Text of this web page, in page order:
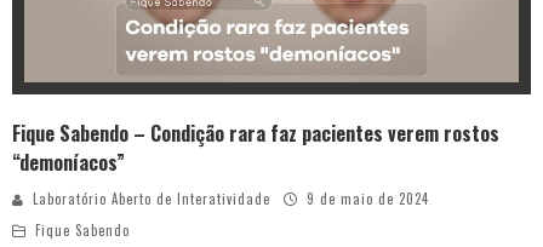
Fique Sabendo – Condição rara faz pacientes verem rostos
“demoníacos”
Laboratório Aberto de Interatividade
9 de maio de 2024
Fique Sabendo